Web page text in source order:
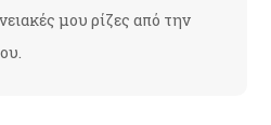
μου ρίζες από την